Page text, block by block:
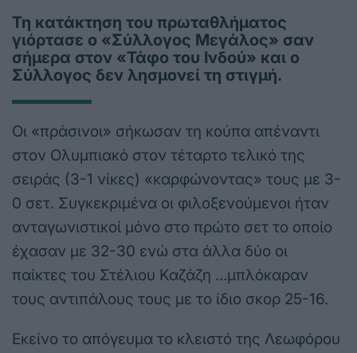
Τη κατάκτηση του πρωταθλήματος
γιόρτασε ο «Σύλλογος Μεγάλος» σαν
σήμερα στον «Τάφο του Ινδού» και ο
Σύλλογος δεν λησμονεί τη στιγμή.
Οι «πράσινοι» σήκωσαν τη κούπα απέναντι
στον Ολυμπιακό στον τέταρτο τελικό της
σειράς (3-1 νίκες) «καρφώνοντας» τους με 3-
0 σετ. Συγκεκριμένα οι φιλοξενούμενοι ήταν
ανταγωνιστικοί μόνο στο πρώτο σετ το οποίο
έχασαν με 32-30 ενώ στα άλλα δύο οι
παίκτες του Στέλιου Καζάζη …μπλόκαραν
τους αντιπάλους τους με το ίδιο σκορ 25-16.
Εκείνο το απόγευμα το κλειστό της Λεωφόρου